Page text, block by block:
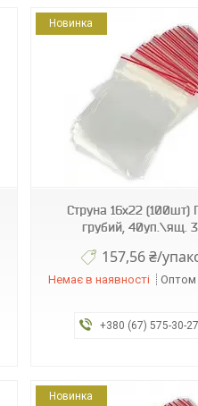
Новинка
Струна 16х22 (100шт)
грубий, 40уп.\ящ.
157,56 ₴/
Немає в наявності Оптом
+380 (67) 575-30-27
112556
Новинка